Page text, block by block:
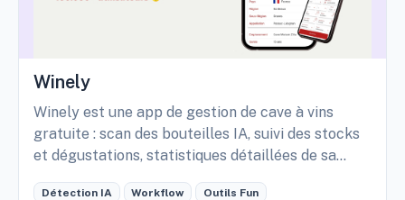
Winely
Winely est une app de gestion de cave à vins
gratuite : scan des bouteilles IA, suivi des stocks
et dégustations, statistiques détaillées de sa
Détection IA Workflow Outils Fun